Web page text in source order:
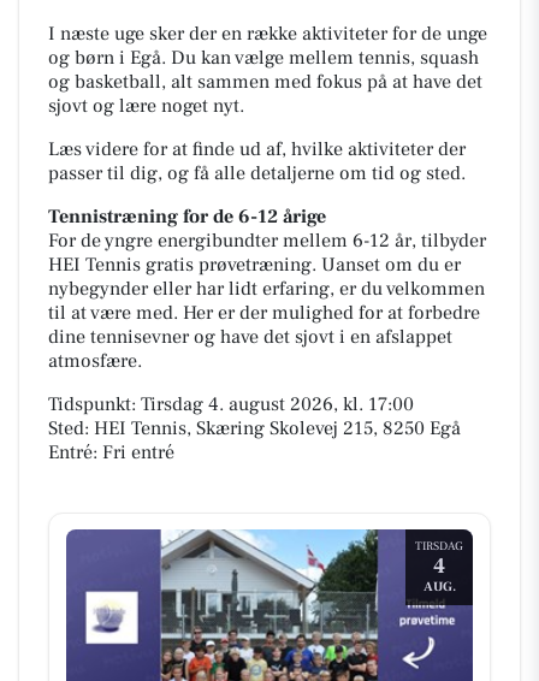
I næste uge sker der en række aktiviteter for de unge
og børn i Egå. Du kan vælge mellem tennis, squash
og basketball, alt sammen med fokus på at have det
sjovt og lære noget nyt.
Læs videre for at finde ud af, hvilke aktiviteter der
passer til dig, og få alle detaljerne om tid og sted.
Tennistræning for de 6-12 årige
For de yngre energibundter mellem 6-12 år, tilbyder
HEI Tennis gratis prøvetræning. Uanset om du er
nybegynder eller har lidt erfaring, er du velkommen
til at være med. Her er der mulighed for at forbedre
dine tennisevner og have det sjovt i en afslappet
atmosfære.
Tidspunkt: Tirsdag 4. august 2026, kl. 17:00
Sted: HEI Tennis, Skæring Skolevej 215, 8250 Egå
Entré: Fri entré
TIRSDAG
4
AUG.